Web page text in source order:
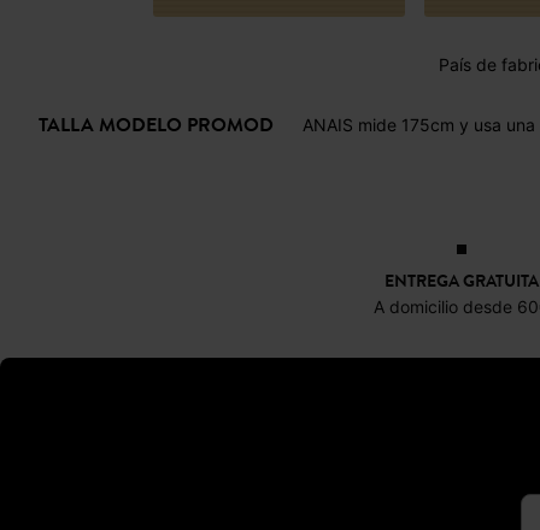
País de
TALLA MODELO PROMOD ANAIS mide 175cm y usa
ENTREGA GRATUITA
A domicilio desde